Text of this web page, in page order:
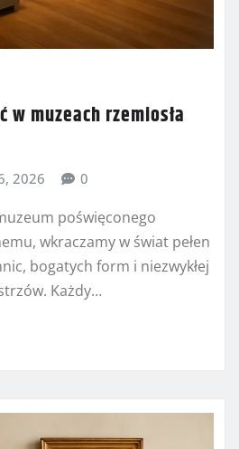
w muzeach rzemiosła
2026 0
poświęconego
wkraczamy w świat pełen
bogatych form i niezwykłej
Każdy…